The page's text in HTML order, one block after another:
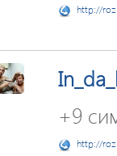
http://
+9
http://